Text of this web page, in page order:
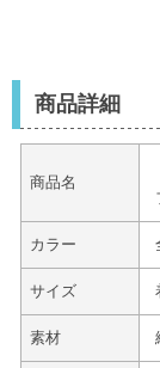
商品詳細
商品名
カラー
サイズ
素材